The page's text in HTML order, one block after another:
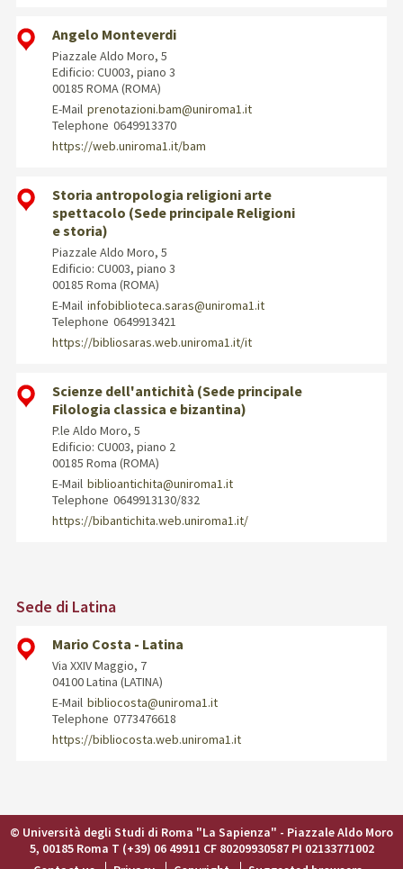
Angelo Monteverdi
Piazzale Aldo Moro, 5
Edificio: CU003, piano 3
00185 ROMA (ROMA)
E-Mail prenotazioni.bam@uniroma1.it
Telephone 0649913370
https://web.uniroma1.it/bam
Storia antropologia religioni arte
spettacolo (Sede principale Religioni
e storia)
Piazzale Aldo Moro, 5
Edificio: CU003, piano 3
00185 Roma (ROMA)
E-Mail infobiblioteca.saras@uniroma1.it
Telephone 0649913421
https://bibliosaras.web.uniroma1.it/it
Scienze dell'antichità (Sede principale
Filologia classica e bizantina)
P.le Aldo Moro, 5
Edificio: CU003, piano 2
00185 Roma (ROMA)
E-Mail biblioantichita@uniroma1.it
Telephone 0649913130/832
https://bibantichita.web.uniroma1.it/
Sede di Latina
Mario Costa - Latina
Via XXIV Maggio, 7
04100 Latina (LATINA)
E-Mail bibliocosta@uniroma1.it
Telephone 0773476618
https://bibliocosta.web.uniroma1.it
© Università degli Studi di Roma "La Sapienza" - Piazzale Aldo Moro
5, 00185 Roma T (+39) 06 49911 CF 80209930587 PI 02133771002